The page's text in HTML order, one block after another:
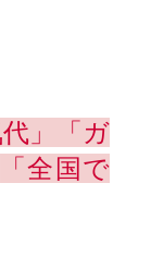
代」「ガ
「全国で